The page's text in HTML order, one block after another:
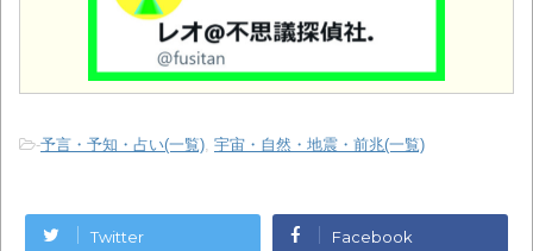
-予言・予知・占い(一覧), 宇宙・自然・地震・前兆(一覧)
Twitter Facebook